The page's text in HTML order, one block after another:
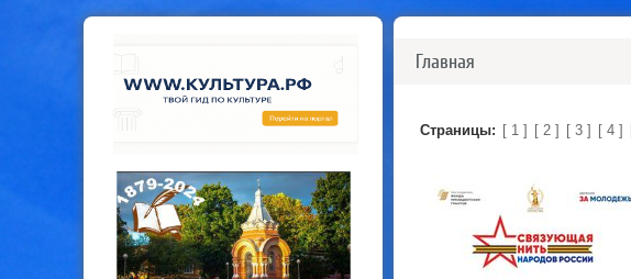
Главная
Страницы: [ 1 ] [ 2 ] [ 3 ] [ 4 ]